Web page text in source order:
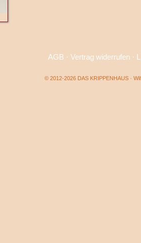
AGB · Vertrag widerrufen·
© 2012-2026 DAS KRIPPENHAUS ·